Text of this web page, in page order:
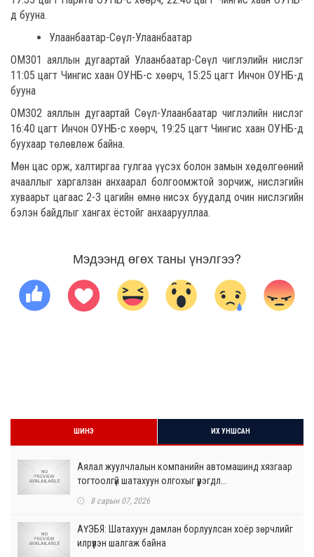
д бууна.
Улаанбаатар-Сөүл-Улаанбаатар
ОМ301 аяллын дугаартай Улаанбаатар-Сөүл чиглэлийн нислэг
11:05 цагт Чингис хаан ОУНБ-с хөөрч, 15:25 цагт Инчон ОУНБ-д
бууна
ОМ302 аяллын дугаартай Сөүл-Улаанбаатар чиглэлийн нислэг
16:40 цагт Инчон ОУНБ-с хөөрч, 19:25 цагт Чингис хаан ОУНБ-д
буухаар төлөвлөж байна.
Мөн цас орж, халтиргаа гулгаа үүсэх болон замын хөдөлгөөний
ачааллыг харгалзан анхаарал болгоомжтой зорчиж, нислэгийн
хуваарьт цагаас 2-3 цагийн өмнө нисэх буудалд очин нислэгийн
бэлэн байдлыг хангах ёстойг анхаарууллаа.
Мэдээнд өгөх таны үнэлгээ?
ШИНЭ ИХ УНШСАН
Аялал жуулчлалын компанийн автомашинд хязгаар
тогтоолгүй шатахуун олгохыг үүрэгдл...
8 сарын 07, 2026
АҮЭБЯ: Шатахуун дамлан борлуулсан хоёр зөрчлийг
илрүүлэн шалгаж байна